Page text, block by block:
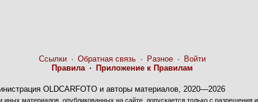
Ссылки· Обратная связь· Разное·
Войти
Правила· Приложение к Правилам
OLDCARFOTO и авторы материалов, 2020—2026
материалов, опубликованных на сайте, допускается только с разрешения